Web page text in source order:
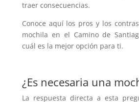
traer consecuencias.
Conoce aquí los pros y los
mochila en el Camino de
cuál es la mejor opción para ti.
¿Es necesaria una
La respuesta directa a esta